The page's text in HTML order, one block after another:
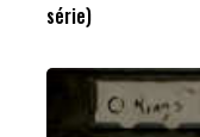
série)